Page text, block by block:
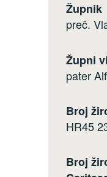
Župnik
preč.
Župni
pater
Broj
HR45
Broj